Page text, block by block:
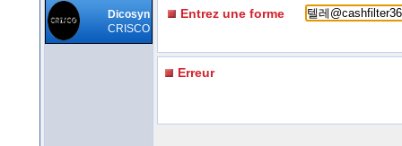
Dicosyn
CRISCO
Entrez une forme
Erreur